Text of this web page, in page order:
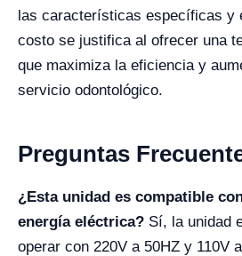
las características específicas y
costo se justifica al ofrecer una
que maximiza la eficiencia y
servicio odontológico.
Preguntas
¿Esta unidad es compatible
energía eléctrica? Sí, la unidad
operar con 220V a 50HZ y 110V